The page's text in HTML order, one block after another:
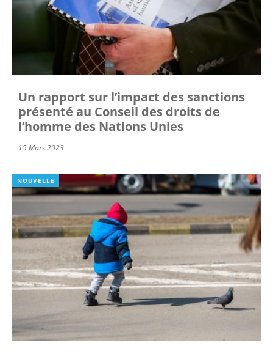
Un rapport sur l’impact des sanctions
présenté au Conseil des droits de
l’homme des Nations Unies
15 Mars 2023
NOUVELLE